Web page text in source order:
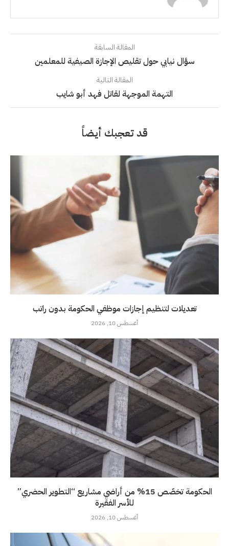
المقالة السابقة
سؤال نيابي حول تقليص الإجازة الصيفية للمعلمين
المقالة التالية
التهمة الموجهة لقاتل فهد أبو شايب
قد تعجبك أيضاً
تعديلات لتنظيم إجازات موظفي الحكومة بدون راتب
أغسطس 10, 2026
الحكومة تخصّص 15% من أراضي مشاريع “التطوير الحضري”
للأسر الفقيرة
أغسطس 10, 2026